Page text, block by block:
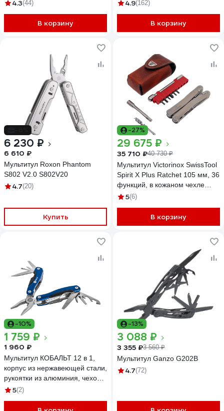
4.3(44)
В корзину
4.9(162)
В корзину
6 230 ₽
6 610 ₽
Мультитул Roxon Phantom
S802 V2.0 S802V20
4.7(20)
Купить
-27%
29 675 ₽
35 710 ₽40 730 ₽
Мультитул Victorinox SwissTool
Spirit X Plus Ratchet 105 мм, 36
функций, в кожаном чехле
3.0236.L
5(6)
В корзину
-10%
1 759 ₽
1 960 ₽
Мультитул КОБАЛЬТ 12 в 1,
корпус из нержавеющей стали,
рукоятки из алюминия, чехол
для хранения 918-275
5(2)
-13%
3 088 ₽
3 355 ₽3 560 ₽
Мультитул Ganzo G202B
4.7(72)